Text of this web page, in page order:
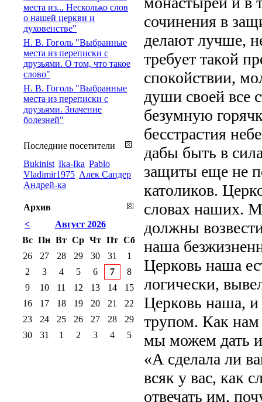
сочинения в
делают лучше,
требует такой
спокойствии,
души своей все
безумную
бесстрастия
дабы быть в
защиты еще не
католиков.
словах наших.
должны
наша
Церковь наша
логически,
Церковь наша,
трупом. Как
мы можем дать
«А сделала ли
всяк у вас, как
отвечать им,
места из... Несколько слов
о нашей церкви и
духовенстве"
Н. В. Гоголь "Выбранные
места из переписки с
друзьями. О том, что такое
слово"
Н. В. Гоголь "Выбранные
места из переписки с
друзьями. Значение
болезней"
Последние посетители
Bukinist Ika-Ika Pablo
Vladimir1975 Алек Сандер
Андрей-ка
Архив
<
Август 2026
Вс Пн Вт Ср Чт Пт Сб
26
27 28 29 30 31
1
2
3 4 5 6 7
8
9
10 11 12 13 14
15
16
17 18 19 20 21
22
23
24 25 26 27 28
29
30
31 1 2 3 4 5